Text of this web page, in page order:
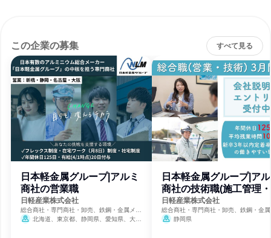
この企業の募集 すべて見る
日本軽金属グループ|アルミ
商社の営業職
日軽産業株式会社
総合商社・専門商社・卸売、鉄鋼・金属メー
カー、インフラ・鉱業
北海道、東京都、静岡県、愛知県、大阪
日本軽金属グループ|ア
商社の技術職(施工管理
計)
日軽産業株式会社
総合商社・専門商社・卸売、鉄鋼・金
カー、インフラ・鉱業
静岡県